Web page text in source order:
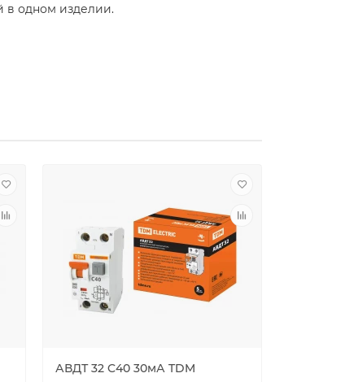
в одном изделии.
АВДТ 32 C40 30мА TDM